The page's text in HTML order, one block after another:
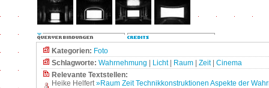
Kategorien: Foto
Schlagworte: Wahrnehmung Licht| Raum Zeit| Cinema
Relevante Textstellen:
Heike Helfert»Raum Zeit Technikkonstruktionen Aspekte der